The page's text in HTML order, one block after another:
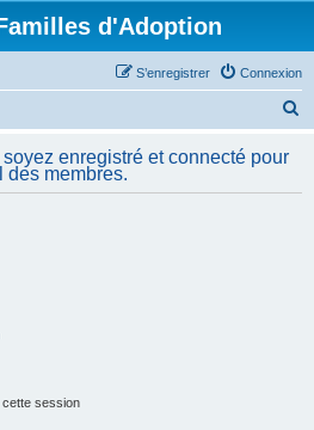
d'Adoption
Connexion
S’enregistrer
h
enregistré et connecté pour
des membres.
cette session